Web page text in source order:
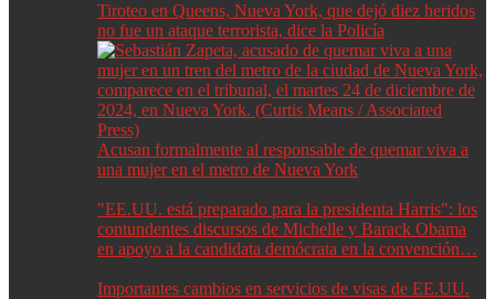
Tiroteo en Queens, Nueva York, que dejó diez heridos
no fue un ataque terrorista, dice la Policía
Acusan formalmente al responsable de quemar viva a
una mujer en el metro de Nueva York
"EE.UU. está preparado para la presidenta Harris": los
contundentes discursos de Michelle y Barack Obama
en apoyo a la candidata demócrata en la convención…
Importantes cambios en servicios de visas de EE.UU.